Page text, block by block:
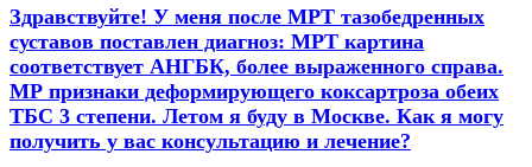
Здравствуйте! У меня после МРТ тазобедренных
суставов поставлен диагноз: МРТ картина
соответствует АНГБК, более выраженного справа.
МР признаки деформирующего коксартроза обеих
ТБС 3 степени. Летом я буду в Москве. Как я могу
получить у вас консультацию и лечение?